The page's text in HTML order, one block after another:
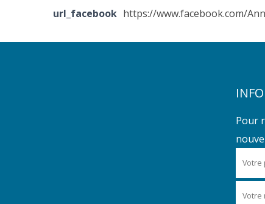
url_facebook https://www.facebook.com/
Pour